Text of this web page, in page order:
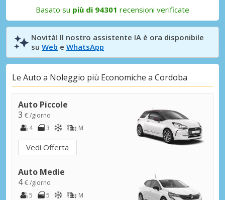
Basato su più di 94301 recensioni verificate
Novità! Il nostro assistente IA è ora disponibile
su Web e WhatsApp
Le Auto a Noleggio più Economiche a Cordoba
Auto Piccole
3 € /giorno
4
3 M
Vedi Offerta
Auto Medie
4€ /giorno
5
5 M